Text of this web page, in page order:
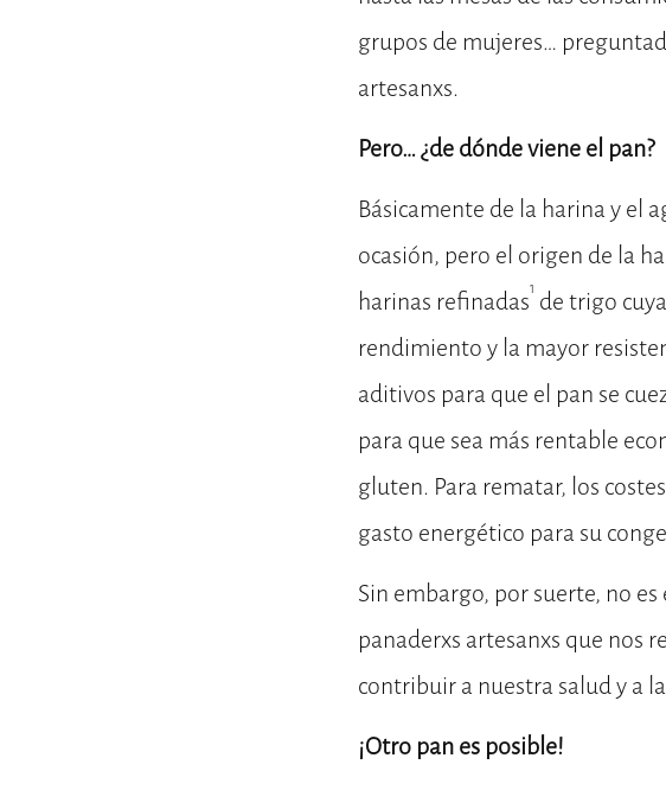
grupos de mujeres…
artesanxs.
Pero… ¿de dónde viene el pan?
Básicamente de la harina y el
ocasión, pero el origen de la
harinas refinadas1 de trigo
rendimiento y la mayor
aditivos para que el pan se
para que sea más rentable
gluten. Para rematar, los
gasto energético para su
Sin embargo, por suerte, no
panaderxs artesanxs que nos
contribuir a nuestra salud y a
¡Otro pan es posible!